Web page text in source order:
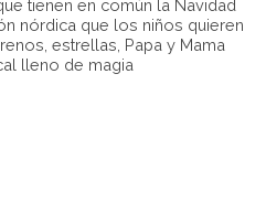
tienen en común la Navidad
nórdica que los niños quieren
estrellas, Papa y Mama
lleno de magia